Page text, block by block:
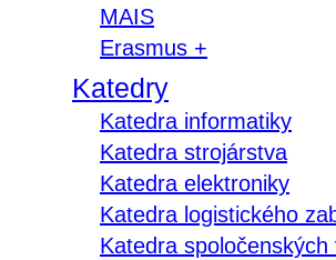
MAIS
Erasmus +
Katedry
Katedra informatiky
Katedra strojárstva
Katedra elektroniky
Katedra logistického
Katedra